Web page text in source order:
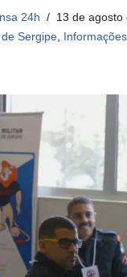
24h
13 de agosto
Sergipe